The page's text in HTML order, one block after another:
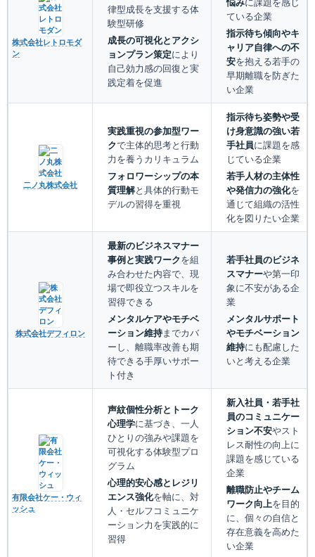
株式会社レトロモダ
ン
律型成長を支援する体
験型研修
成長の可視化とアクシ
ョンプラン策定により
自己効力感の回復と実
践定着を促進
悩みに課題を感じ
ている企業
指示待ち傾向やキ
ャリア自律への不
安を抱える若手の
早期離職を防ぎた
い企業
二ノ丸株式会社
実践重視の参加型ワー
クで主体的思考と行動
力を養うカリキュラム
フォロワーシップの本
質理解と具体的行動モ
デルの習得を重視
指示待ち姿勢や受
け身意識の強い若
手社員に課題を感
じている企業
若手人材の主体性
や発信力の強化を
通じて組織の活性
化を図りたい企業
株式会社デフィロン
最新のビジネスマナー
事例と実践ワークを組
み合わせた内容で、現
場で即役立つスキルを
習得できる
メンタルケアやモチベ
ーション維持までカバ
ーし、離職率改善も期
待できる手厚いサポー
ト付き
若手社員のビジネ
スマナーや第一印
象に不安がある企
業
メンタルサポート
やモチベーション
維持にも配慮した
いと考える企業
有限会社ケー・ウィ
ッシュ
声紋個性分析とトーク
心理学に基づき、一人
ひとりの強みや課題を
可視化する体験型プロ
グラム
心理的安心感とレジリ
エンス強化を軸に、対
人・セルフコミュニケ
ーション力を実践的に
習得
新入社員・若手社
員のコミュニケー
ション不安やスト
レス耐性の向上に
課題を感じている
企業
離職防止やチーム
ワーク向上を目的
に、個々の自信と
存在意義を高めた
い企業